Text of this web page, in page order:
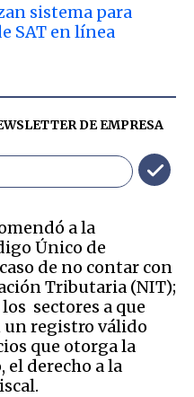
sistema para
SAT en línea
DEEMPRESA
a la
Único de
de no contar con
Tributaria (NIT);
sectores a que
un registro válido
que otorga la
derecho a la